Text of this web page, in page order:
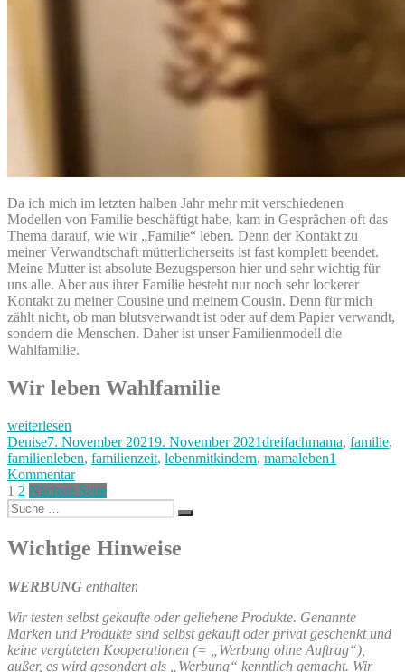
Da ich mich im letzten halben Jahr mehr mit verschiedenen
Modellen von Familie beschäftigt habe, kam in Gesprächen oft das
Thema darauf, wie wir „Familie“ leben. Denn der Kontakt zu
meiner Verwandtschaft mütterlicherseits ist fast komplett beendet.
Meine Mutter ist absolute Bezugsperson hier und sehr wichtig für
uns alle. Aber aus ihrer Familie besteht nur noch sehr lockerer
Kontakt zu meiner Cousine und meinem Cousin. Denn für mich
zählt nicht, ob man blutsverwandt ist oder auf dem Papier verwandt,
sondern die Menschen. Daher ist unser Familienmodell die
Wahlfamilie.
Wir leben Wahlfamilie
„Wahlfamilie
als
Familienmodell
–
aber
ich
vermisse
meine
Großeltern
noch“
weiterlesen
Autor
DeniseVeröffentlicht
am
7. November 20219. November 2021Kategorien
dreifachmama, familie,
familienleben, familienzeit, lebenmitkindern, mamaleben1
Kommentarzu
Wahlfamilie
als
Familienmodell
aber
vermisse
Großeltern
immer
noch
Seitennummerierung
der
Beiträge
Seite
1 Seite
2 Nächste Seite
Suche
nach:
Suchen
Wichtige Hinweise
WERBUNG enthalten
Wir testen selbst gekaufte oder geliehene Produkte. Genannte
Marken und Produkte sind selbst gekauft oder privat geschenkt und
keine vergüteten Kooperationen (= „Werbung ohne Auftrag“),
außer, es wird gesondert als „Werbung“ kenntlich gemacht. Wir